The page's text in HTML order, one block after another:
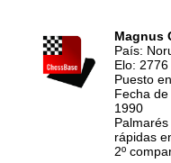
Magnus
País:
Elo: 2776
Puesto
Fecha
1990
rápidas
2º